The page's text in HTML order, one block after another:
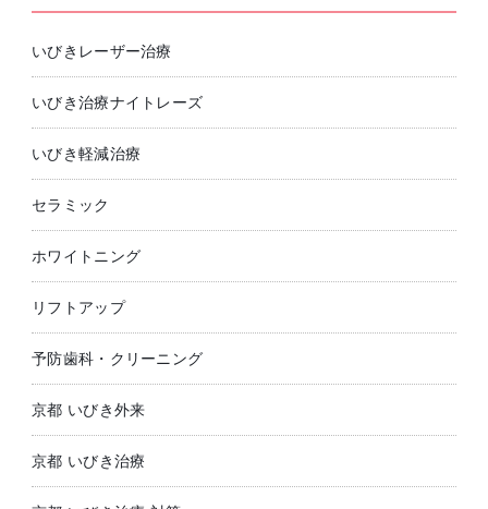
いびきレーザー治療
いびき治療ナイトレーズ
いびき軽減治療
セラミック
ホワイトニング
リフトアップ
予防歯科・クリーニング
京都 いびき外来
京都 いびき治療